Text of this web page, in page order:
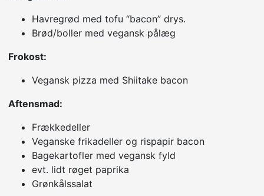
Havregrød med tofu “bacon” drys.
Brød/boller med vegansk pålæg
Frokost:
Vegansk pizza med Shiitake bacon
Aftensmad:
Frækkedeller
Veganske frikadeller og rispapir bacon
Bagekartofler med vegansk fyld
evt. lidt røget paprika
Grønkålssalat